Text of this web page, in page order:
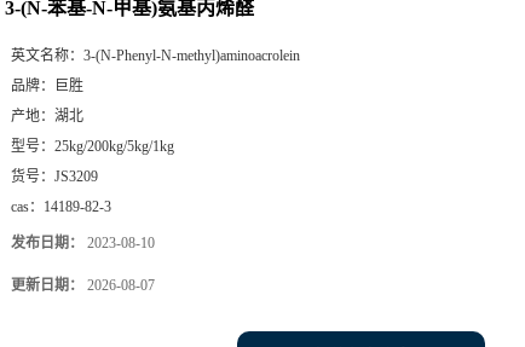
3-(N-苯基-N-甲基)氨基丙烯醛
英文名称： 3-(N-Phenyl-N-methyl)aminoacrolein
品牌：
巨胜
产地： 湖北
型号： 25kg/200kg/5kg/1kg
货号： JS3209
cas： 14189-82-3
发布日期： 2023-08-10
更新日期： 2026-08-07